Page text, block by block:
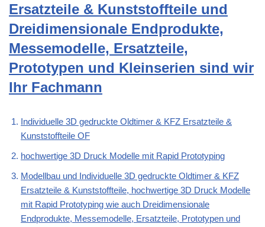
Ersatzteile & Kunststoffteile und
Dreidimensionale Endprodukte,
Messemodelle, Ersatzteile,
Prototypen und Kleinserien sind wir
Ihr Fachmann
Individuelle 3D gedruckte Oldtimer & KFZ Ersatzteile &
Kunststoffteile OF
hochwertige 3D Druck Modelle mit Rapid Prototyping
Modellbau und Individuelle 3D gedruckte Oldtimer & KFZ
Ersatzteile & Kunststoffteile, hochwertige 3D Druck Modelle
mit Rapid Prototyping wie auch Dreidimensionale
Endprodukte, Messemodelle, Ersatzteile, Prototypen und